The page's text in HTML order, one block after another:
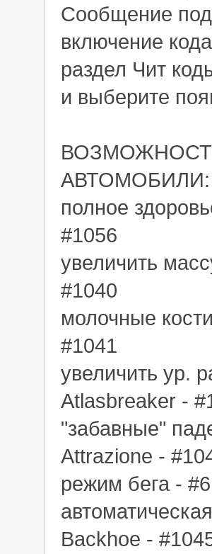
Сообщение
включение
раздел Чит
и выберите
АВТОМОБИЛИ:
полное
#1056
увеличить
#1040
молочные
#1041
увеличить ур.
Atlasbreaker -
"забавные"
Attrazione -
режим бега -
Backhoe -